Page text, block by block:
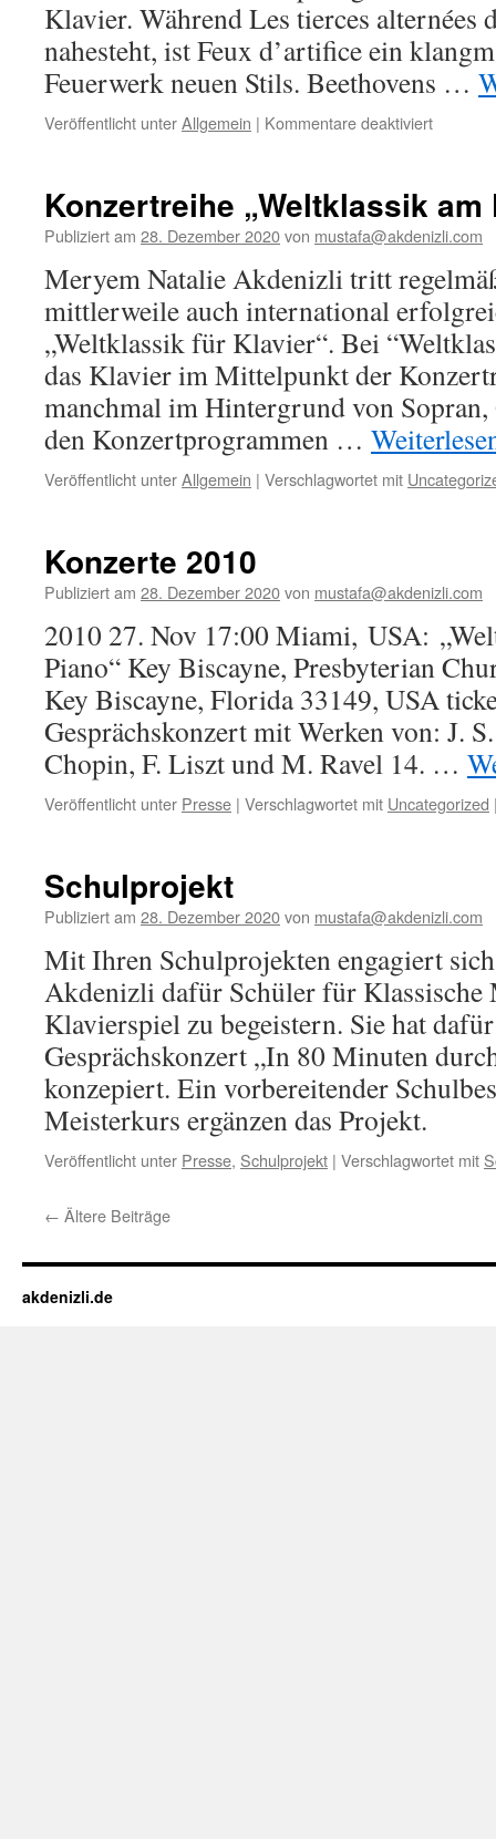
Klavier. Während Les tierces alternées
nahesteht, ist Feux d’artifice ein
Feuerwerk neuen Stils. Beethovens …
Veröffentlicht unterAllgemein | Kommentare deaktiviertfür
–
durch
die
Konzertreihe „Weltklassik am
Publiziert am 28. Dezember 2020von mustafa@akdenizli.com
Meryem Natalie Akdenizli tritt
mittlerweile auch international
„Weltklassik für Klavier“. Bei
das Klavier im Mittelpunkt der
manchmal im Hintergrund von
den Konzertprogrammen …
Veröffentlicht unterAllgemein | Verschlagwortet mit
Konzerte 2010
Publiziert am 28. Dezember 2020von mustafa@akdenizli.com
2010 27. Nov 17:00 Miami, USA:
Piano“ Key Biscayne, Presbyterian
Key Biscayne, Florida 33149, USA
Gesprächskonzert mit Werken von: J.
Chopin, F. Liszt und M. Ravel 14. …
Veröffentlicht unter Presse | Verschlagwortet mit Uncategorized
Schulprojekt
Publiziert am 28. Dezember 2020von mustafa@akdenizli.com
Mit Ihren Schulprojekten engagiert
Akdenizli dafür Schüler für Klassische
Klavierspiel zu begeistern. Sie hat
Gesprächskonzert „In 80 Minuten
konzepiert. Ein vorbereitender
Meisterkurs ergänzen das Projekt.
Veröffentlicht unter Presse, Schulprojekt | Verschlagwortet mit
← Ältere Beiträge
akdenizli.de